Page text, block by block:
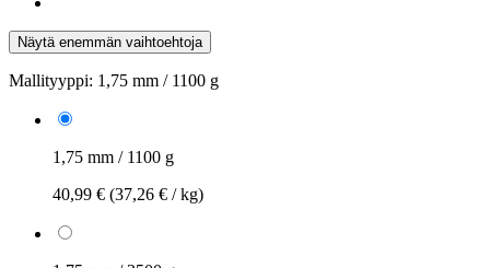
Näytä enemmän vaihtoehtoja
Mallityyppi: 1,75 mm / 1100 g
1,75 mm / 1100 g
40,99 € (37,26 € / kg)